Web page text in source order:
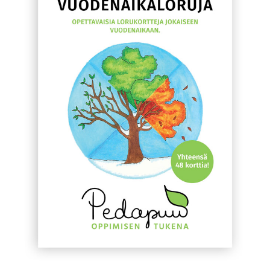
Etkö ole vielä Varhaiskasvatuksen Tietopalvelun